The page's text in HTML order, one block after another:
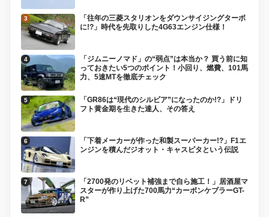
「往年の三菱スタリオンをダウンサイジングターボ
に!?」時代を先取りした4G63エンジン仕様！
「ジムニーノマド」の“弱点”は本当か？ 買う前に知
っておきたい5つのポイント！小回り、燃費、101馬
力、5速MTを徹底チェック
「GR86は“現代のシルビア”になったのか!?」ドリ
フト黄金期を生きた達人、その答え
「下着メーカーが作った和製スーパーカー!?」F1エ
ンジンを積んだジオット・キャスピタという伝説
「2700発のリベット補強まで自ら施工！」居酒屋マ
スターが作り上げた700馬力“カーボンケブラーGT-
R”